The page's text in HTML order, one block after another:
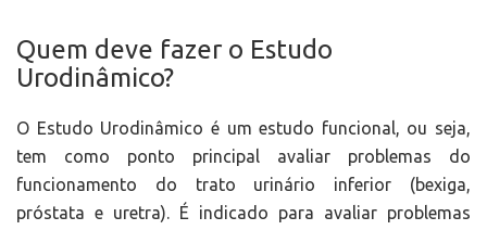
Quem deve fazer o Estudo
Urodinâmico?
O Estudo Urodinâmico é um estudo funcional, ou seja,
tem como ponto principal avaliar problemas do
funcionamento do trato urinário inferior (bexiga,
próstata e uretra). É indicado para avaliar problemas